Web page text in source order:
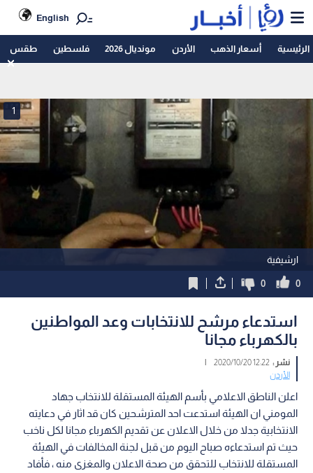
English
الرئيسية أسعار الذهب الأردن مونديال 2026 فلسطين طقس
ارشيفية
1
0
0
استدعاء مرشح للانتخابات وعد المواطنين
بالكهرباء مجانا
نشر :12:22 2020/10/20
|
الأردن
اعلن الناطق الاعلامي بأسم الهيئة المستقلة للانتخاب جهاد
المومني ان الهيئة استدعت احد المترشحين كان قد اثار في دعايته
الانتخابية جدلا من خلال الاعلان عن تقديم الكهرباء مجانا لكل ناخب
حيث تم استدعاءه صباح اليوم من قبل لجنة المخالفات في الهيئة
المستقلة للانتخاب للتحقق من صحة الاعلان والمغزى منه ، فأفاد